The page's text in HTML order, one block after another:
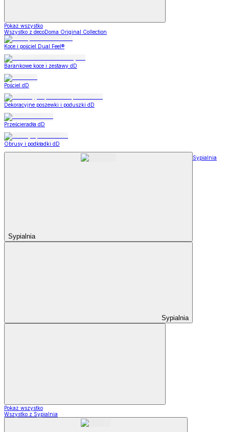
Pokaż wszystko
Wszystko z decoDoma Original Collection
Koce i pościel Dual Feel®
Barankowe koce i zestawy dD
Pościel dD
Dekoracyjne poszewki i poduszki dD
Prześcieradła dD
Obrusy i podkładki dD
Sypialnia
Sypialnia
Sypialnia
Pokaż wszystko
Wszystko z Sypialnia